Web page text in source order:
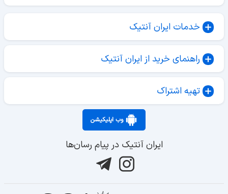
خدمات ایران آنتیک
راهنمای خرید از ایران آنتیک
تهیه اشتراک
وب اپلیکیشن
ایران آنتیک در پیام رسان‌ها